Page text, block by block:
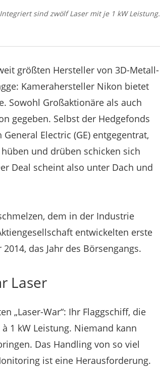
sind zwölf Laser mit je 1 kW Leistung.
größten Hersteller von 3D-Metall-
Kamerahersteller Nikon bietet
Sowohl Großaktionäre als auch
gegeben. Selbst der Hedgefonds
Electric (GE) entgegentrat,
und drüben schicken sich
Deal scheint also unter Dach und
dem in der Industrie
entwickelten erste
das Jahr des Börsengangs.
Laser
„Laser-War“: Ihr Flaggschiff, die
1 kW Leistung. Niemand kann
Das Handling von so viel
ist eine Herausforderung.